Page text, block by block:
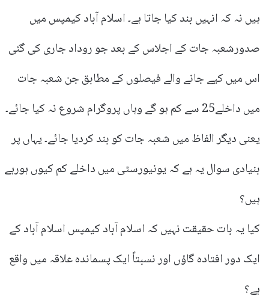
ہیں نہ کہ انہیں بند کیا جاتا ہے۔ اسلام آباد کیمپس میں
صدورشعبہ جات کے اجلاس کے بعد جو روداد جاری کی گئی
اس میں کیے جانے والے فیصلوں کے مطابق جن شعبہ جات
میں داخلے25 سے کم ہو گے وہاں پروگرام شروع نہ کیا جائے۔
یعنی دیگر الفاظ میں شعبہ جات کو بند کردیا جائے۔ یہاں پر
بنیادی سوال یہ ہے کہ یونیورسٹی میں داخلے کم کیوں ہورہے
ہیں؟
کیا یہ بات حقیقت نہیں کہ اسلام آباد کیمپس اسلام آباد کے
ایک دور افتادہ گاؤں اور نسبتاً ایک پسماندہ علاقہ میں واقع
ہے؟